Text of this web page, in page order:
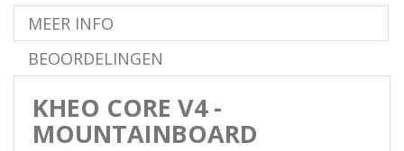
MEER INFO
BEOORDELINGEN
KHEO CORE V4 -
MOUNTAINBOARD